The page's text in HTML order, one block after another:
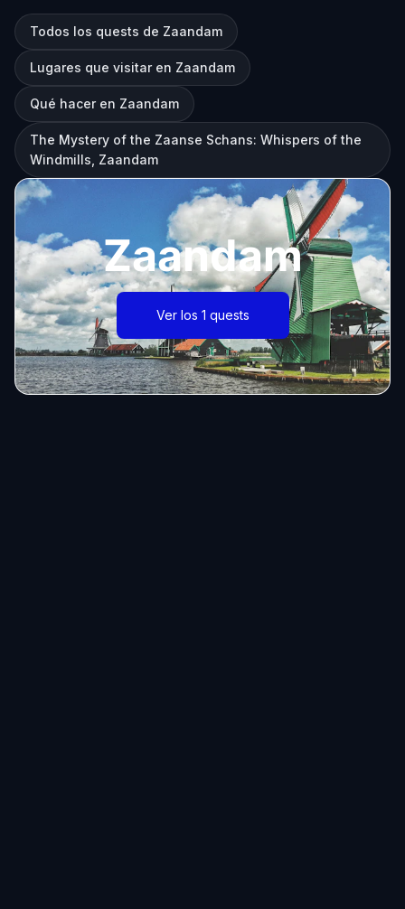
Todos los quests de Zaandam
Lugares que visitar en Zaandam
Qué hacer en Zaandam
The Mystery of the Zaanse Schans: Whispers of the
Windmills, Zaandam
Zaandam
Ver los 1 quests